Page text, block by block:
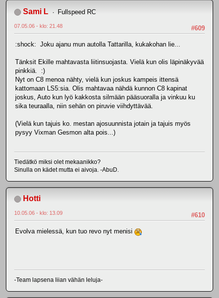
Sami L Fullspeed RC
#609
07.05.06 - klo: 21.48
:shock: Joku ajanu mun autolla Tattarilla, kukakohan lie...
Tänksit Ekille mahtavasta liitinsuojasta. Vielä kun olis läpinäkyvää
pinkkiä. :)
Nyt on C8 menoa nähty, vielä kun joskus kampeis ittensä
kattomaan LS5:sia. Olis mahtavaa nähdä kunnon C8 kapinat
joskus, Auto kun lyö kakkosta silmään pääsuoralla ja vinkuu ku
sika teuraalla, niin sehän on piruvie viihdyttävää.
(Vielä kun tajuis ko. mestan ajosuunnista jotain ja tajuis myös
pysyy Vixman Gesmon alta pois...)
Tiedätkö miksi olet mekaanikko?
Sinulla on kädet mutta ei aivoja. -AbuD.
Hotti
#610
10.05.06 - klo: 13.09
Evolva mielessä, kun tuo revo nyt menisi
-Team lapsena liian vähän leluja-